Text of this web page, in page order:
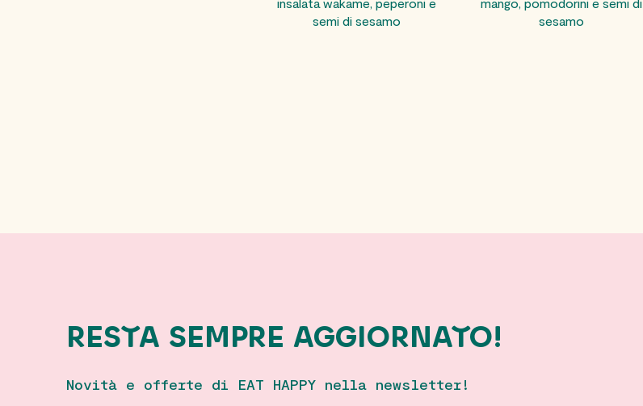
semi di sesamo
sesamo
RESTA SEMPRE AGGIORNATO!
Novità e offerte di EAT HAPPY nella newsletter!